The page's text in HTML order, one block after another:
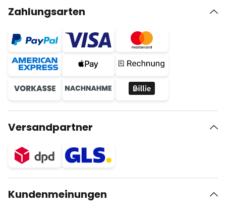
Zahlungsarten
Versandpartner
Kundenmeinungen